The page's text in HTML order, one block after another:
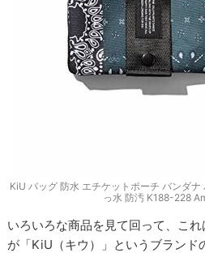
KiU バッグ 防水 エチケットポーチ バンダ
っ水 防汚 K188-228
いろいろな商品を見て回って、こ
が「KiU（キウ）」というブランド